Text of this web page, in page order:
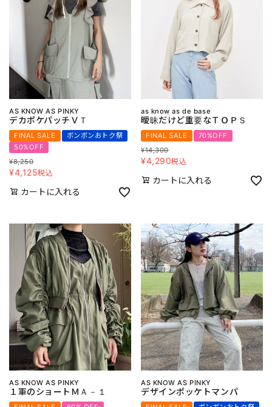
AS KNOW AS PINKY
デカポケパッチＶＴ
FINAL SALE
ボンボンおトク祭
50%OFF
¥8,250
¥4,125税込
カートに入れる
as know as de base
曖昧だけど重要なＴＯＰＳ
FINAL SALE
70%OFF
¥14,300
¥4,290税込
カートに入れる
AS KNOW AS PINKY
１軍のショートＭＡ－１
AS KNOW AS PINKY
デザインポッケトマンパ